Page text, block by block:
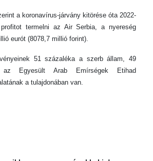
a koronavírus-járvány kitörése óta 2022-
termelni az Air Serbia, a nyereség
eurót (8078,7 millió forint).
51 százaléka a szerb állam, 49
az Egyesült Arab Emírségek Etihad
a tulajdonában van.